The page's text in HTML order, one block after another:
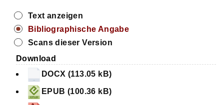
Text anzeigen
Bibliographische Angabe
Scans dieser Version
Download
DOCX (113.05 kB)
EPUB (100.36 kB)